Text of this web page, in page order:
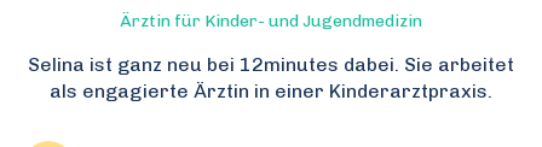
Ärztin für Kinder- und Jugendmedizin
Selina ist ganz neu bei 12minutes dabei. Sie arbeitet
als engagierte Ärztin in einer Kinderarztpraxis.